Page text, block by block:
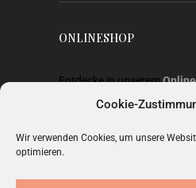
Cookie-
Wir verwenden Cookies, um unsere
optimieren.
ONLINESHOP
Entdecke in unserem
Lieblingsstücke aus
Mode.